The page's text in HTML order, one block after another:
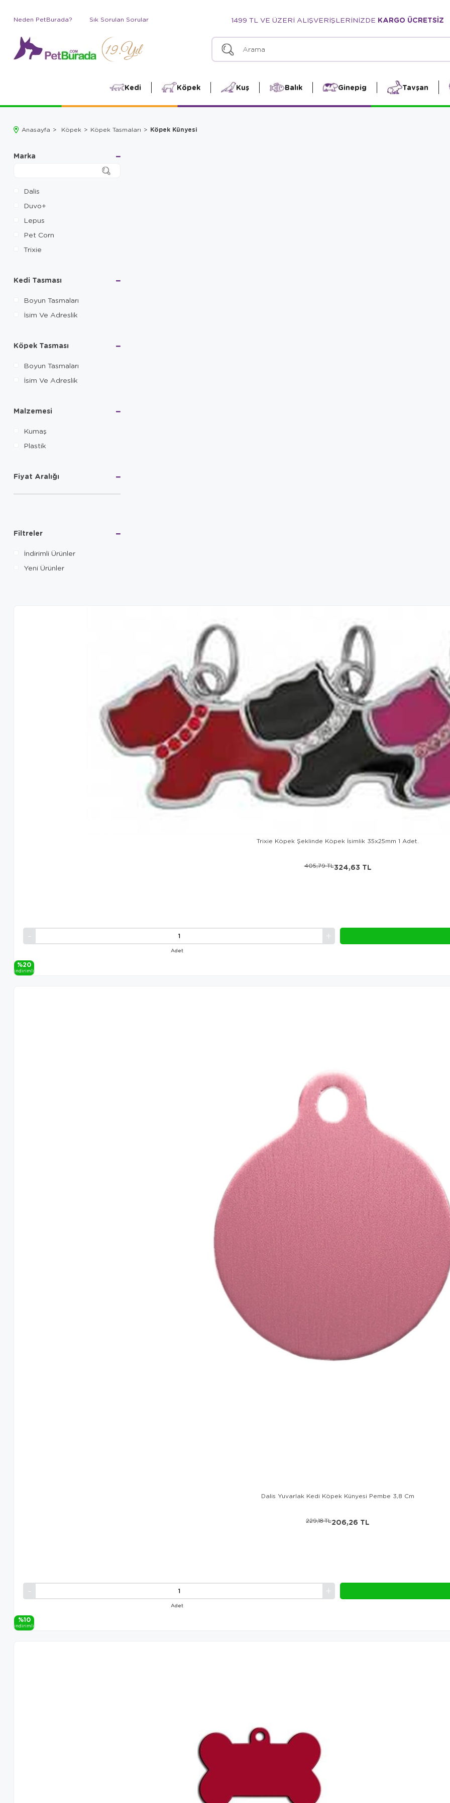
Neden PetBurada? Sık Sorulan Sorular 1499 TL VE ÜZERİ ALIŞVERİŞLERİNİZDE KARGO ÜCRETSİZ
Kedi Köpek Kuş Balık Ginepig Tavşan
Anasayfa Köpek Köpek Tasmaları Köpek Künyesi
Marka
Dalis
Duvo+
Lepus
Pet Corn
Trixie
Kedi Tasması
Boyun Tasmaları
İsim Ve Adreslik
Köpek Tasması
Boyun Tasmaları
İsim Ve Adreslik
Malzemesi
Kumaş
Plastik
Fiyat Aralığı
Filtreler
İndirimli Ürünler
Yeni Ürünler
Trixie Köpek Şeklinde Köpek İsimlik 35x25mm 1 Adet.
Adet
324,63 TL
405,79 TL
%20
i̇ndi̇ri̇mli̇
Dalis Yuvarlak Kedi Köpek Künyesi Pembe 3,8 Cm
Adet
206,26 TL
229,18 TL
%10
i̇ndi̇ri̇mli̇